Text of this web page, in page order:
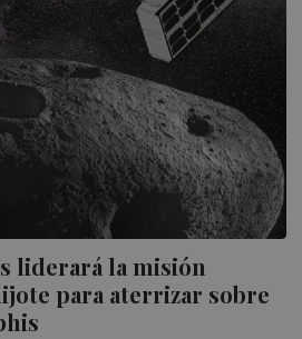
liderará la misión
para aterrizar sobre